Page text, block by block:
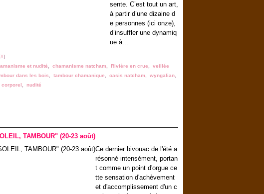
sente. C’est tout un art,
à partir d’une dizaine d
e personnes (ici onze),
d’insuffler une dynamiq
ue à...
#]
et nudité chamanisme natcham Rivière en crue
veillée
dans les bois tambour chamanique oasis natcham wyngalian
corporel nudité
TAMBOUR" (20-23 août)
Ce dernier bivouac de l'été a
résonné intensément, portan
t comme un point d'orgue ce
tte sensation d'achèvement
et d'accomplissement d'un c